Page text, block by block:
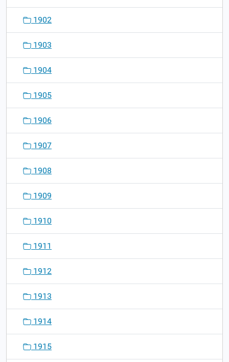
1902
1903
1904
1905
1906
1907
1908
1909
1910
1911
1912
1913
1914
1915